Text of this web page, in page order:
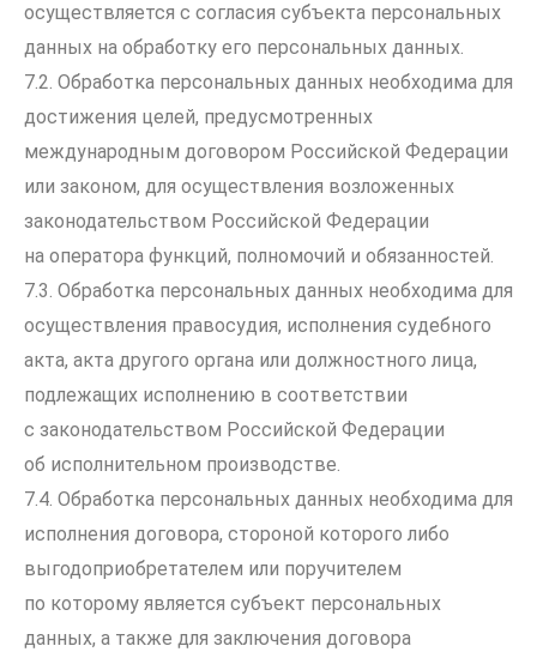
осуществляется с согласия субъекта персональных
данных на обработку его персональных данных.
7.2. Обработка персональных данных необходима для
достижения целей, предусмотренных
международным договором Российской Федерации
или законом, для осуществления возложенных
законодательством Российской Федерации
на оператора функций, полномочий и обязанностей.
7.3. Обработка персональных данных необходима для
осуществления правосудия, исполнения судебного
акта, акта другого органа или должностного лица,
подлежащих исполнению в соответствии
с законодательством Российской Федерации
об исполнительном производстве.
7.4. Обработка персональных данных необходима для
исполнения договора, стороной которого либо
выгодоприобретателем или поручителем
по которому является субъект персональных
данных, а также для заключения договора